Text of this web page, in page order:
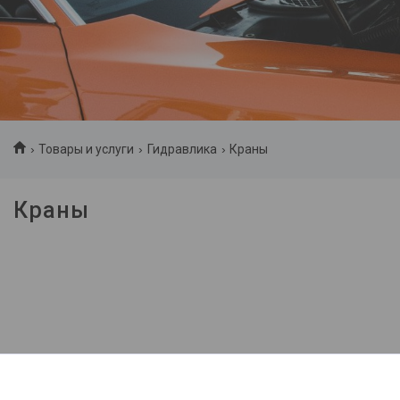
Товары и услуги Гидравлика Краны
Краны